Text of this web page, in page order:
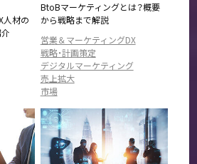
人材の
BtoBマーケティングとは？概要
から戦略まで解説
営業＆マーケティングDX
戦略・計画策定
デジタルマーケティング
売上拡大
市場